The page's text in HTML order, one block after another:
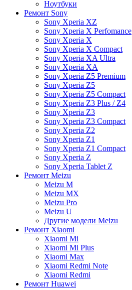
Ноутбуки
Ремонт Sony
Sony Xperia XZ
Sony Xperia X Perfomance
Sony Xperia X
Sony Xperia X Compact
Sony Xperia XA Ultra
Sony Xperia XA
Sony Xperia Z5 Premium
Sony Xperia Z5
Sony Xperia Z5 Compact
Sony Xperia Z3 Plus / Z4
Sony Xperia Z3
Sony Xperia Z3 Compact
Sony Xperia Z2
Sony Xperia Z1
Sony Xperia Z1 Compact
Sony Xperia Z
Sony Xperia Tablet Z
Ремонт Meizu
Meizu M
Meizu MX
Meizu Pro
Meizu U
Другие модели Meizu
Ремонт Xiaomi
Xiaomi Mi
Xiaomi Mi Plus
Xiaomi Max
Xiaomi Redmi Note
Xiaomi Redmi
Ремонт Huawei